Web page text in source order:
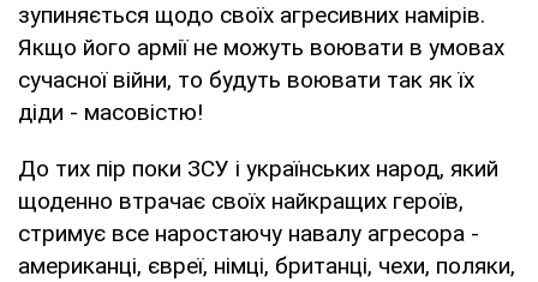
зупиняється щодо своїх агресивних намірів.
Якщо його армії не можуть воювати в умовах
сучасної війни, то будуть воювати так як їх
діди - масовістю!
До тих пір поки ЗСУ і українських народ, який
щоденно втрачає своїх найкращих героїв,
стримує все наростаючу навалу агресора -
американці, євреї, німці, британці, чехи, поляки,